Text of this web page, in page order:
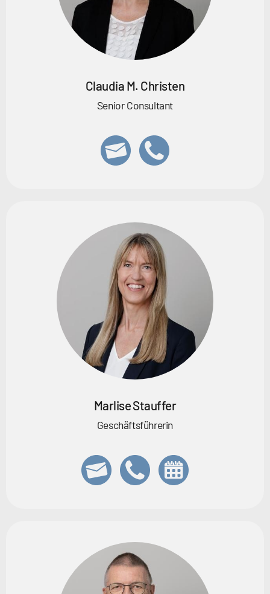
Claudia M. Christen
Senior Consultant
Marlise Stauffer
Geschäftsführerin